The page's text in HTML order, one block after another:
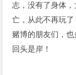
志，没有了身体
亡，从此不再玩
赌博的朋友们，也
回头是岸！